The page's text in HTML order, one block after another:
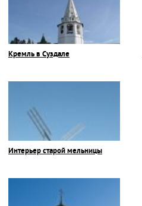
Кремль в Суздале
Интерьер старой мельницы